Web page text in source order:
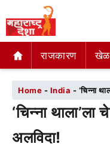
राजकारण खेळ
राजकारण खेळ
Home - India - ‘चिन्ना
‘चिन्ना
अलविदा!